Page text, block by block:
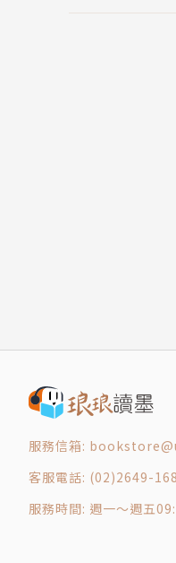
食育（Food
起種（Starter
水果起種的製作
穀物起種的製作
服務信箱:
客服電話: (02)2649-
服務時間: 週一～週五